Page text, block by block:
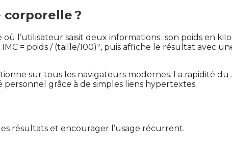
?
l’utilisateur saisit deux informations : son poids en
= poids / (taille/100)², puis affiche le résultat avec
sur tous les navigateurs modernes. La rapidité du
grâce à de simples liens hypertextes.
résultats et encourager l’usage récurrent.